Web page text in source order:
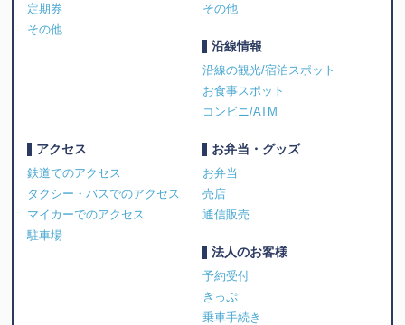
定期券
その他
その他
沿線情報
沿線の観光/宿泊スポット
お食事スポット
コンビニ/ATM
アクセス
鉄道でのアクセス
タクシー・バスでのアクセス
マイカーでのアクセス
駐車場
お弁当・グッズ
お弁当
売店
通信販売
法人のお客様
予約受付
きっぷ
乗車手続き